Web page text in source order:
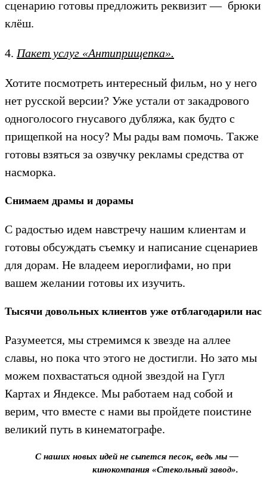
сценарию готовы предложить реквизит — брюки
клёш.
4. Пакет услуг «Антиприщепка».
Хотите посмотреть интересный фильм, но у него
нет русской версии? Уже устали от закадрового
одноголосого гнусавого дубляжа, как будто с
прищепкой на носу? Мы рады вам помочь. Также
готовы взяться за озвучку рекламы средства от
насморка.
Снимаем драмы и дорамы
С радостью идем навстречу нашим клиентам и
готовы обсуждать съемку и написание сценариев
для дорам. Не владеем иероглифами, но при
вашем желании готовы их изучить.
Тысячи довольных клиентов уже отблагодарили нас
Разумеется, мы стремимся к звезде на аллее
славы, но пока что этого не достигли. Но зато мы
можем похвастаться одной звездой на Гугл
Картах и Яндексе. Мы работаем над собой и
верим, что вместе с нами вы пройдете поистине
великий путь в кинематографе.
С наших новых идей не сыпется песок, ведь мы —
кинокомпания «Стекольный завод».